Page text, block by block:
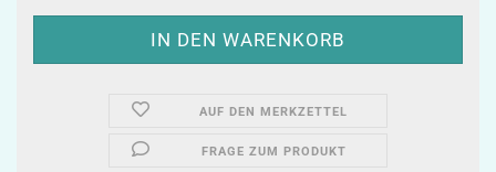
AUF DEN MERKZETTEL
FRAGE ZUM PRODUKT